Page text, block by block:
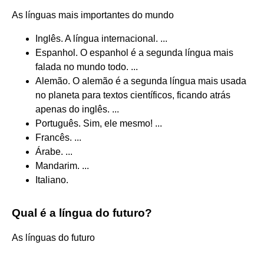
As línguas mais importantes do mundo
Inglês. A língua internacional. ...
Espanhol. O espanhol é a segunda língua mais
falada no mundo todo. ...
Alemão. O alemão é a segunda língua mais usada
no planeta para textos científicos, ficando atrás
apenas do inglês. ...
Português. Sim, ele mesmo! ...
Francês. ...
Árabe. ...
Mandarim. ...
Italiano.
Qual é a língua do futuro?
As línguas do futuro